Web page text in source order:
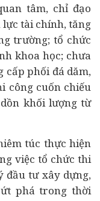
tâm, chỉ đạo
lực tài chính, tăng
trường; tổ chức
khoa học; chưa
cấp phối đá dăm,
công cuốn chiếu
khối lượng từ
túc thực hiện
việc tổ chức thi
đầu tư xây dựng,
phá trong thời